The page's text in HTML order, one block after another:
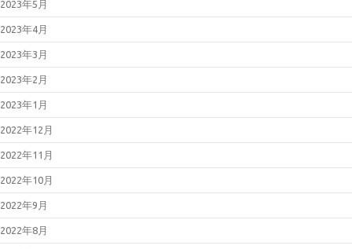
2023年5月
2023年4月
2023年3月
2023年2月
2023年1月
2022年12月
2022年11月
2022年10月
2022年9月
2022年8月